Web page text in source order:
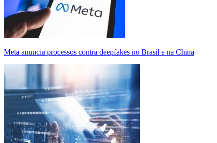
Meta anuncia processos contra deepfakes no Brasil e na China